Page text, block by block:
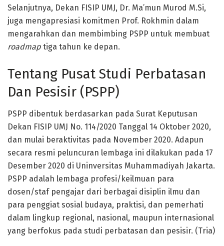
Selanjutnya, Dekan FISIP UMJ, Dr. Ma’mun Murod M.Si,
juga mengapresiasi komitmen Prof. Rokhmin dalam
mengarahkan dan membimbing PSPP untuk membuat
roadmap tiga tahun ke depan.
Tentang Pusat Studi Perbatasan
Dan Pesisir (PSPP)
PSPP dibentuk berdasarkan pada Surat Keputusan
Dekan FISIP UMJ No. 114/2020 Tanggal 14 Oktober 2020,
dan mulai beraktivitas pada November 2020. Adapun
secara resmi peluncuran lembaga ini dilakukan pada 17
Desember 2020 di Uninversitas Muhammadiyah Jakarta.
PSPP adalah lembaga profesi/keilmuan para
dosen/staf pengajar dari berbagai disiplin ilmu dan
para penggiat sosial budaya, praktisi, dan pemerhati
dalam lingkup regional, nasional, maupun internasional
yang berfokus pada studi perbatasan dan pesisir. (Tria)